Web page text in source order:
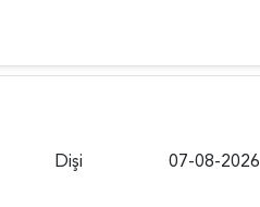
Dişi 07-08-2026